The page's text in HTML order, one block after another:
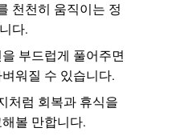
천천히 움직이는 정
다.
부드럽게 풀어주면
워질 수 있습니다.
처럼 회복과 휴식을
볼 만합니다.